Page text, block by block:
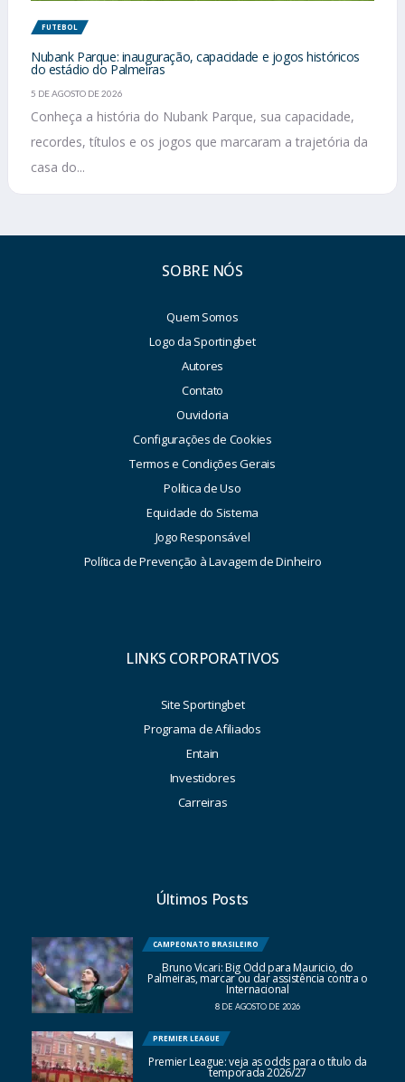
FUTEBOL
Nubank Parque: inauguração, capacidade e jogos históricos
do estádio do Palmeiras
5 DE AGOSTO DE 2026
Conheça a história do Nubank Parque, sua capacidade,
recordes, títulos e os jogos que marcaram a trajetória da
casa do...
SOBRE NÓS
Quem Somos
Logo da Sportingbet
Autores
Contato
Ouvidoria
Configurações de Cookies
Termos e Condições Gerais
Política de Uso
Equidade do Sistema
Jogo Responsável
Política de Prevenção à Lavagem de Dinheiro
LINKS CORPORATIVOS
Site Sportingbet
Programa de Afiliados
Entain
Investidores
Carreiras
Últimos Posts
CAMPEONATO BRASILEIRO
Bruno Vicari: Big Odd para Mauricio, do
Palmeiras, marcar ou dar assistência contra o
Internacional
8 DE AGOSTO DE 2026
PREMIER LEAGUE
Premier League: veja as odds para o título da
temporada 2026/27